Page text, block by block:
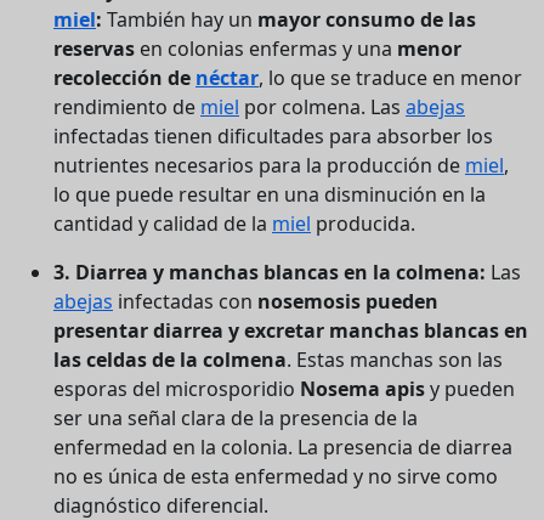
miel: También hay un mayor consumo de las
reservas en colonias enfermas y una menor
recolección de néctar, lo que se traduce en menor
rendimiento de miel por colmena. Las abejas
infectadas tienen dificultades para absorber los
nutrientes necesarios para la producción de miel,
lo que puede resultar en una disminución en la
cantidad y calidad de la miel producida.
3. Diarrea y manchas blancas en la colmena: Las
abejas infectadas con nosemosis pueden
presentar diarrea y excretar manchas blancas en
las celdas de la colmena. Estas manchas son las
esporas del microsporidio Nosema apisy pueden
ser una señal clara de la presencia de la
enfermedad en la colonia. La presencia de diarrea
no es única de esta enfermedad y no sirve como
diagnóstico diferencial.